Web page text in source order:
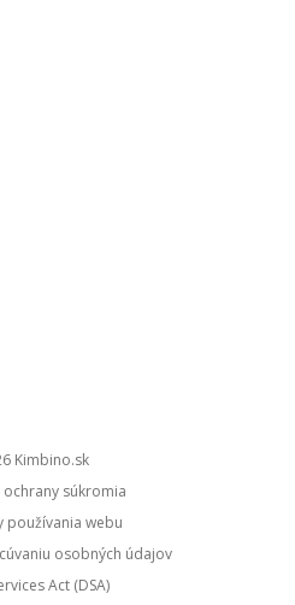
kimbino.sk
ochrany súkromia
používania webu
osobných údajov
Act (DSA)